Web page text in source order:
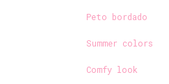
Peto bordado
Summer colors
Comfy look